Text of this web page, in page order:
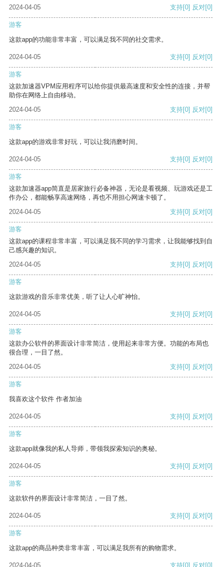
2024-04-05 支持[0] 反对[0]
游客
这款app的功能非常丰富，可以满足我不同的社交需求。
2024-04-05 支持[0] 反对[0]
游客
这款加速器VPM应用程序可以给你提供最高速度和安全性的连接，并帮
助你在网络上自由移动。
2024-04-05
支持[0] 反对[0]
游客
这款app的游戏非常好玩，可以让我消磨时间。
2024-04-05 支持[0] 反对[0]
游客
这款加速器app简直是居家旅行必备神器，无论是看视频、玩游戏还是工
作办公，都能畅享高速网络，再也不用担心网速卡顿了。
2024-04-05
支持[0] 反对[0]
游客
这款app的课程非常丰富，可以满足我不同的学习需求，让我能够找到自
己感兴趣的知识。
2024-04-05
支持[0] 反对[0]
游客
这款游戏的音乐非常优美，听了让人心旷神怡。
2024-04-05 支持[0] 反对[0]
游客
这款办公软件的界面设计非常简洁，使用起来非常方便。功能的布局也
很合理，一目了然。
2024-04-05
支持[0] 反对[0]
游客
我喜欢这个软件 作者加油
2024-04-05 支持[0] 反对[0]
游客
这款app就像我的私人导师，带领我探索知识的奥秘。
2024-04-05 支持[0] 反对[0]
游客
这款软件的界面设计非常简洁，一目了然。
2024-04-05 支持[0] 反对[0]
游客
这款app的商品种类非常丰富，可以满足我所有的购物需求。
2024-04-05 支持[0] 反对[0]